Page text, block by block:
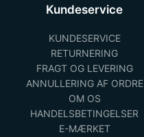
Kundeservice
KUNDESERVICE
RETURNERING
FRAGT OG LEVERING
ANNULLERING AF ORDRE
OM OS
HANDELSBETINGELSER
E-MÆRKET